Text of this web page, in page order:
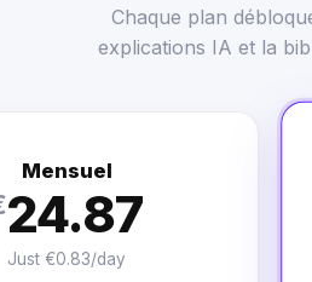
Chaque plan
explications IA et la
Mensuel
24.87
Just €0.83/day